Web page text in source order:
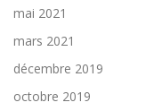
mai 2021
mars 2021
décembre 2019
octobre 2019